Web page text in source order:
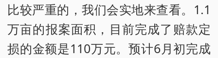
比较严重的，我们会实地来查看。1.1
万亩的报案面积，目前完成了赔款定
损的金额是110万元。预计6月初完成